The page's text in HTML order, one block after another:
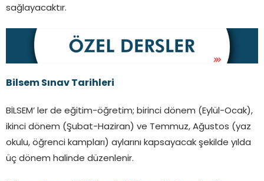
sağlayacaktır.
Bilsem Sınav Tarihleri
BİLSEM’ ler de eğitim-öğretim; birinci dönem (Eylül-Ocak),
ikinci dönem (Şubat-Haziran) ve Temmuz, Ağustos (yaz
okulu, öğrenci kampları) aylarını kapsayacak şekilde yılda
üç dönem halinde düzenlenir.